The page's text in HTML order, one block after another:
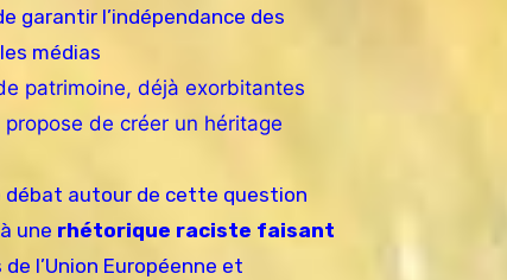
garantir l’indépendance des
médias
patrimoine, déjà exorbitantes
de créer un héritage
débat autour de cette question
une rhétorique raciste faisant
l’Union Européenne et